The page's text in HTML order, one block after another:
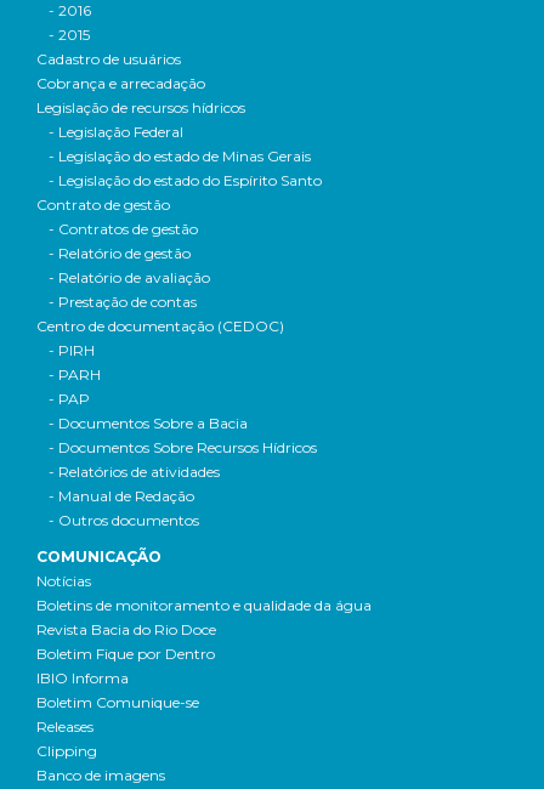
- 2016
- 2015
Cadastro de usuários
Cobrança e arrecadação
Legislação de recursos hídricos
- Legislação Federal
- Legislação do estado de Minas Gerais
- Legislação do estado do Espírito Santo
Contrato de gestão
- Contratos de gestão
- Relatório de gestão
- Relatório de avaliação
- Prestação de contas
Centro de documentação (CEDOC)
- PIRH
- PARH
- PAP
- Documentos Sobre a Bacia
- Documentos Sobre Recursos Hídricos
- Relatórios de atividades
- Manual de Redação
- Outros documentos
COMUNICAÇÃO
Notícias
Boletins de monitoramento e qualidade da água
Revista Bacia do Rio Doce
Boletim Fique por Dentro
IBIO Informa
Boletim Comunique-se
Releases
Clipping
Banco de imagens